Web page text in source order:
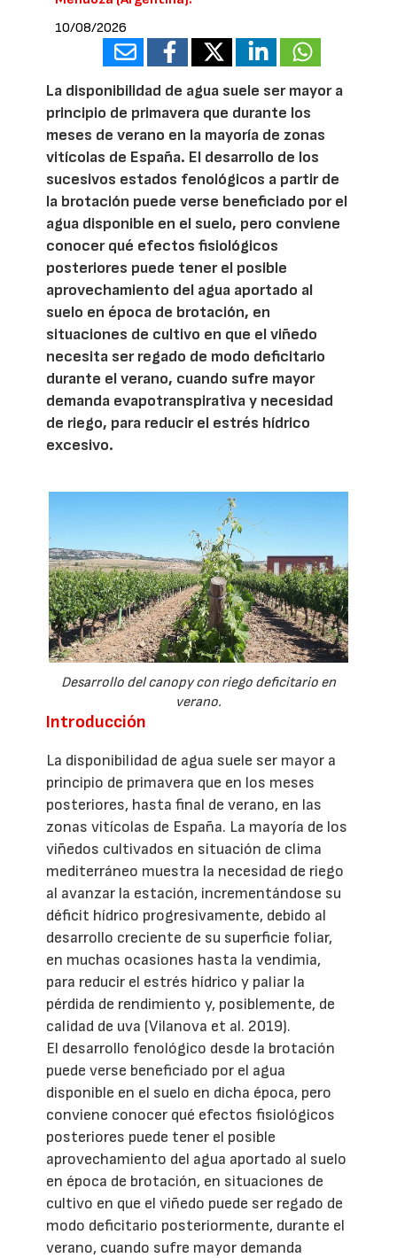
10/08/2026
La disponibilidad de agua suele ser mayor a
principio de primavera que durante los
meses de verano en la mayoría de zonas
vitícolas de España. El desarrollo de los
sucesivos estados fenológicos a partir de
la brotación puede verse beneficiado por el
agua disponible en el suelo, pero conviene
conocer qué efectos fisiológicos
posteriores puede tener el posible
aprovechamiento del agua aportado al
suelo en época de brotación, en
situaciones de cultivo en que el viñedo
necesita ser regado de modo deficitario
durante el verano, cuando sufre mayor
demanda evapotranspirativa y necesidad
de riego, para reducir el estrés hídrico
excesivo.
Desarrollo del canopy con riego deficitario en
verano.
Introducción
La disponibilidad de agua suele ser mayor a
principio de primavera que en los meses
posteriores, hasta final de verano, en las
zonas vitícolas de España. La mayoría de los
viñedos cultivados en situación de clima
mediterráneo muestra la necesidad de riego
al avanzar la estación, incrementándose su
déficit hídrico progresivamente, debido al
desarrollo creciente de su superficie foliar,
en muchas ocasiones hasta la vendimia,
para reducir el estrés hídrico y paliar la
pérdida de rendimiento y, posiblemente, de
calidad de uva (Vilanova et al. 2019).
El desarrollo fenológico desde la brotación
puede verse beneficiado por el agua
disponible en el suelo en dicha época, pero
conviene conocer qué efectos fisiológicos
posteriores puede tener el posible
aprovechamiento del agua aportado al suelo
en época de brotación, en situaciones de
cultivo en que el viñedo puede ser regado de
modo deficitario posteriormente, durante el
verano, cuando sufre mayor demanda